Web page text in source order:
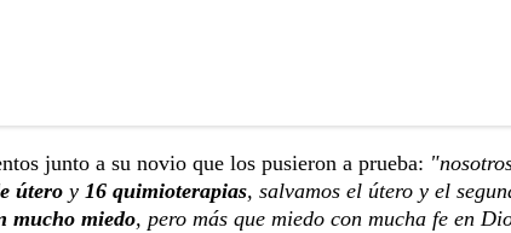
junto a su novio que los pusieron a prueba:
útero y 16 quimioterapias, salvamos el útero y el
mucho miedo, pero más que miedo con mucha fe en